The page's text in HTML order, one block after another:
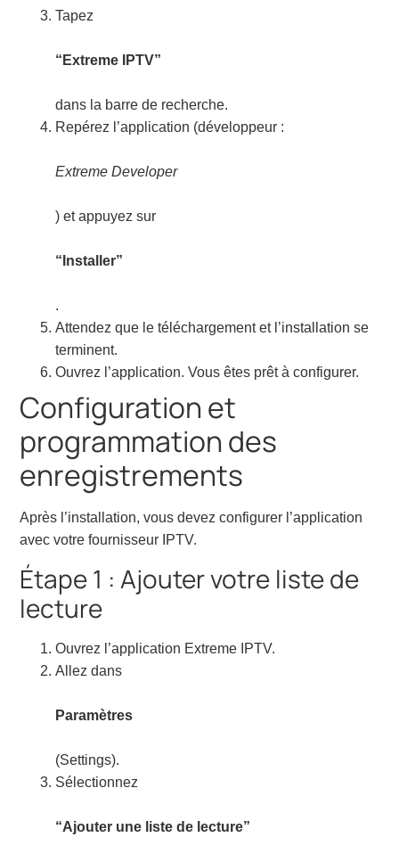
Tapez
“Extreme IPTV”
dans la barre de recherche.
Repérez l’application (développeur :
Extreme Developer
) et appuyez sur
“Installer”
.
Attendez que le téléchargement et l’installation se
terminent.
Ouvrez l’application. Vous êtes prêt à configurer.
Configuration et
programmation des
enregistrements
Après l’installation, vous devez configurer l’application
avec votre fournisseur IPTV.
Étape 1 : Ajouter votre liste de
lecture
Ouvrez l’application Extreme IPTV.
Allez dans
Paramètres
(Settings).
Sélectionnez
“Ajouter une liste de lecture”